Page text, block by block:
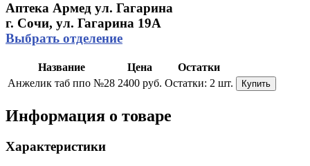
Аптека Армед ул. Гагарина
г. Сочи, ул. Гагарина 19А
Выбрать отделение
Название Цена
Остатки
Анжелик таб ппо №28 2400 руб. Остатки: 2 шт. Купить
Информация о товаре
Характеристики